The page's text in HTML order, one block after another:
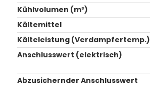
Kühlvolumen (m³)
Kältemittel
Kälteleistung (Verdampfertemp.)
Anschlusswert (elektrisch)
Abzusichernder Anschlusswert